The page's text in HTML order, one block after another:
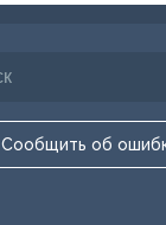
Сообщить об